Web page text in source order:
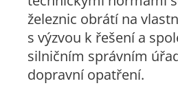
železnic obrátí na
s výzvou k řešení a
silničním správním
dopravní opatření.